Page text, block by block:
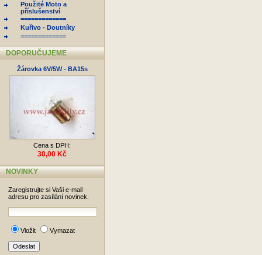
Použité Moto a
příslušenství
=============
Kuřivo - Doutníky
=============
DOPORUČUJEME
Žárovka 6V/5W - BA15s
Cena s DPH:
30,00 Kč
NOVINKY
Zaregistrujte si Vaši e-mail
adresu pro zasílání novinek.
Vložit Vymazat